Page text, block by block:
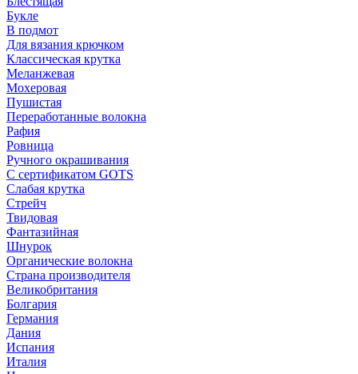
Букле
В подмот
Для вязания крючком
Классическая крутка
Меланжевая
Мохеровая
Пушистая
Переработанные волокна
Рафия
Ровница
Ручного окрашивания
С сертификатом GOTS
Слабая крутка
Стрейч
Твидовая
Фантазийная
Шнурок
Органические волокна
Страна производителя
Великобритания
Болгария
Германия
Дания
Испания
Италия